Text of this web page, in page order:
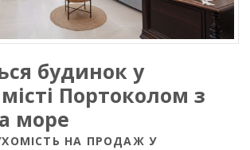
будинок у
Портоколом з
море
НА ПРОДАЖ У